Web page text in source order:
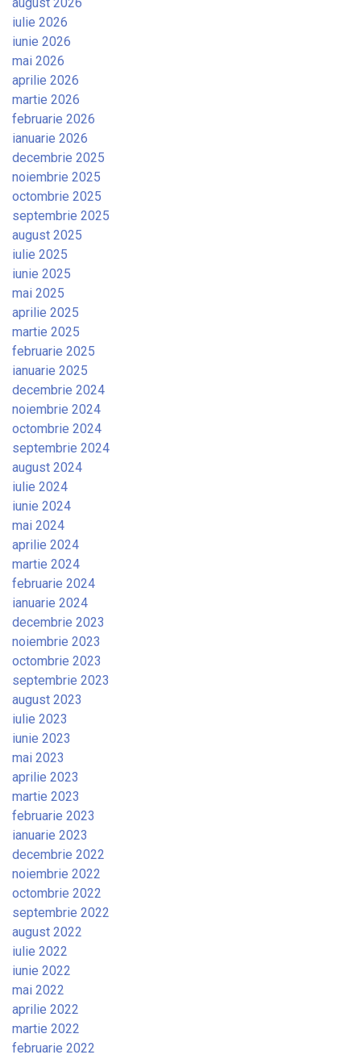
iulie 2026
iunie 2026
mai 2026
aprilie 2026
martie 2026
februarie 2026
ianuarie 2026
decembrie 2025
noiembrie 2025
octombrie 2025
septembrie 2025
august 2025
iulie 2025
iunie 2025
mai 2025
aprilie 2025
martie 2025
februarie 2025
ianuarie 2025
decembrie 2024
noiembrie 2024
octombrie 2024
septembrie 2024
august 2024
iulie 2024
iunie 2024
mai 2024
aprilie 2024
martie 2024
februarie 2024
ianuarie 2024
decembrie 2023
noiembrie 2023
octombrie 2023
septembrie 2023
august 2023
iulie 2023
iunie 2023
mai 2023
aprilie 2023
martie 2023
februarie 2023
ianuarie 2023
decembrie 2022
noiembrie 2022
octombrie 2022
septembrie 2022
august 2022
iulie 2022
iunie 2022
mai 2022
aprilie 2022
martie 2022
februarie 2022